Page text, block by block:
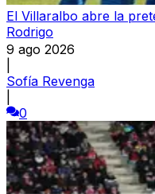
El Villaralbo abre la
Rodrigo
9 ago 2026
Sofía Revenga
0